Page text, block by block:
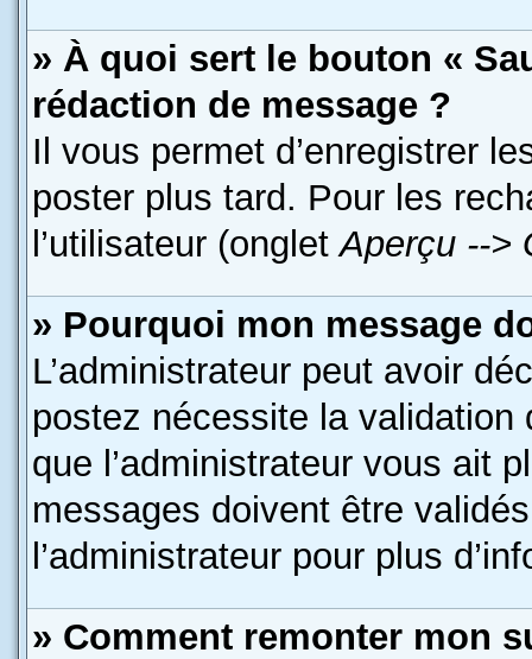
» À quoi sert le bouton «
rédaction de message ?
Il vous permet d’enregistrer
poster plus tard. Pour les
l’utilisateur (ongletAperçu -->
» Pourquoi mon message
L’administrateur peut avoir
postez nécessite la
que l’administrateur vous ait
messages doivent être
l’administrateur pour plus
» Comment remonter mon